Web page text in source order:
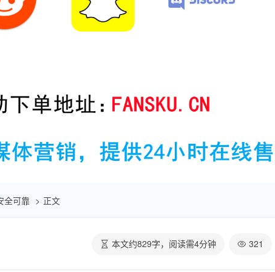
全可靠 正文
本文约829字，阅读需4分钟 321